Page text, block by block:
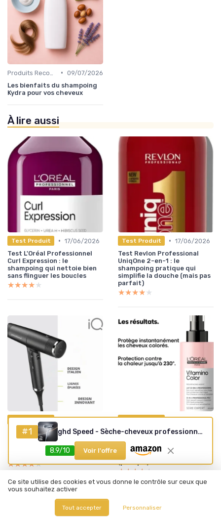
#1 ghd Speed - Sèche-cheveux professionnel (Blanc)
8.9/10 Voir l'offre
• 09/07/2026
Les bienfaits du shampoing
Kydra pour vos cheveux
À lire aussi
Test Produit • 17/06/2026
Test L'Oréal Professionnel
Curl Expression : le
shampoing qui nettoie bien
sans flinguer les boucles
★★★★★
★★★★★
Test Produit • 17/06/2026
Test Revlon Professional
UniqOne 2-en-1 : le
shampoing pratique qui
simplifie la douche (mais pas
parfait)
★★★★★
★★★★★
Test Produit • 16/06/2026
Test Gama Italy iQ Perfetto :
le sèche-cheveux ultra léger
qui veut jouer dans la cour
★★★★★
★★★★★
Test Produit • 14/06/2026
Test L'Oréal Professionnel
le spray pratique pour
cheveux colorés qui fait
(presque) tout
★★★★★
★★★★★
Ce site utilise des cookies et vous donne le contrôle sur ceux que
vous souhaitez activer
Tout accepter Personnaliser